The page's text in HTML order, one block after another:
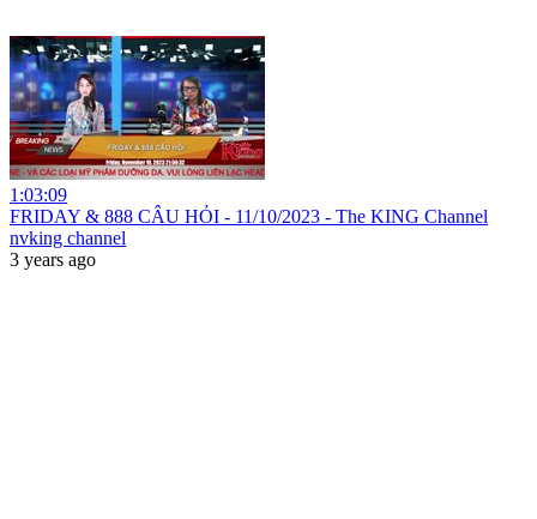
1:03:09
FRIDAY & 888 CÂU HỎI - 11/10/2023 - The KING Channel
nvking channel
3 years ago